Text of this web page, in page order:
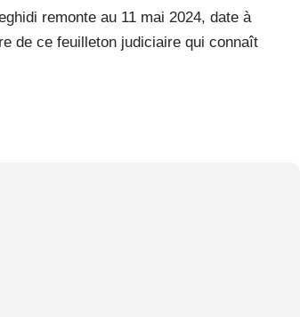
remonte au 11 mai 2024, date à
de ce feuilleton judiciaire qui connaît